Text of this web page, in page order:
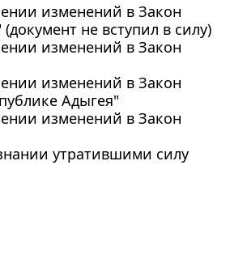
изменений в Закон
не вступил в силу)
изменений в Закон
изменений в Закон
Адыгея"
изменений в Закон
утратившими силу